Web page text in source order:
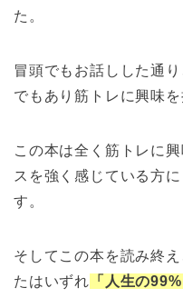
た。
冒頭でもお話しした通
でもあり筋トレに興味
この本は全く筋トレに
スを強く感じている方
す。
そしてこの本を読み終
たはいずれ 「人生の